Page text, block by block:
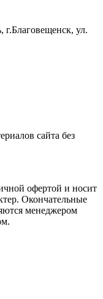
г.Благовещенск, ул.
сайта без
офертой и носит
Окончательные
менеджером